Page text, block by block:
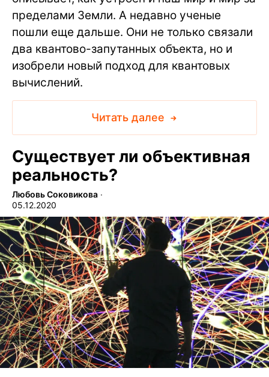
пределами Земли. А недавно ученые
пошли еще дальше. Они не только связали
два квантово-запутанных объекта, но и
изобрели новый подход для квантовых
вычислений.
Читать далее
Существует ли объективная
реальность?
Любовь Соковикова ∙
05.12.2020